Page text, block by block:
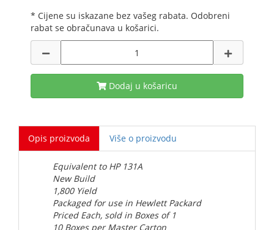
* Cijene su iskazane bez vašeg rabata. Odobreni
rabat se obračunava u košarici.
Dodaj u košaricu
Opis proizvoda Više o proizvodu
Equivalent to HP 131A
New Build
1,800 Yield
Packaged for use in Hewlett Packard
Priced Each, sold in Boxes of 1
10 Boxes per Master Carton